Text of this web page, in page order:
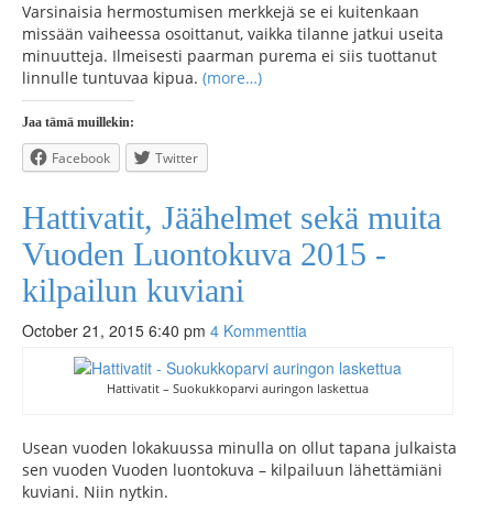
Varsinaisia hermostumisen merkkejä se ei kuitenkaan
missään vaiheessa osoittanut, vaikka tilanne jatkui useita
minuutteja. Ilmeisesti paarman purema ei siis tuottanut
linnulle tuntuvaa kipua. (more…)
Jaa tämä muillekin:
Facebook Twitter
Hattivatit, Jäähelmet sekä muita
Vuoden Luontokuva 2015 -
kilpailun kuviani
October 21, 2015 6:40 pm 4 Kommenttia
Hattivatit – Suokukkoparvi auringon laskettua
Usean vuoden lokakuussa minulla on ollut tapana julkaista
sen vuoden Vuoden luontokuva – kilpailuun lähettämiäni
kuviani. Niin nytkin.